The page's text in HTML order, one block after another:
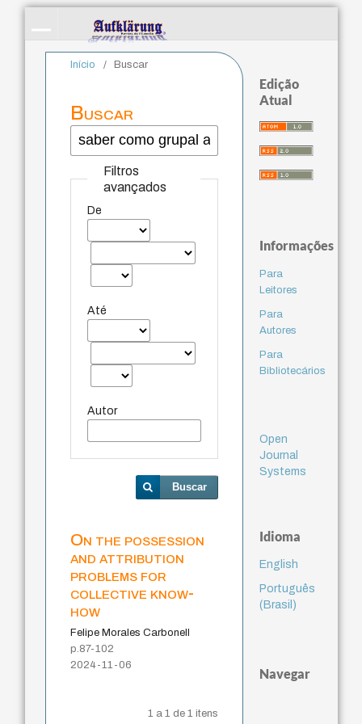
Início / Buscar
Buscar
Filtros
avançados
De
Até
Autor
Buscar
On the possession
and attribution
problems for
collective know-
how
Felipe Morales Carbonell
p.87-102
2024-11-06
1 a 1 de 1 itens
Edição
Atual
Informações
Para
Leitores
Para
Autores
Para
Bibliotecários
Open
Journal
Systems
Idioma
English
Português
(Brasil)
Navegar